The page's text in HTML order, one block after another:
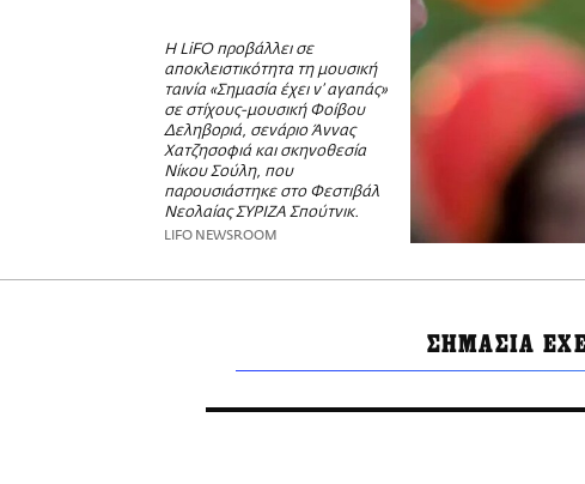
Η LiFO προβάλλει σε
αποκλειστικότητα τη μουσική
ταινία «Σημασία έχει ν’ αγαπάς»
σε στίχους-μουσική Φοίβου
Δεληβοριά, σενάριο Άννας
Χατζησοφιά και σκηνοθεσία
Νίκου Σούλη, που
παρουσιάστηκε στο Φεστιβάλ
Νεολαίας ΣΥΡΙΖΑ Σπούτνικ.
LIFO NEWSROOM
ΣΗΜΑΣΙΑ